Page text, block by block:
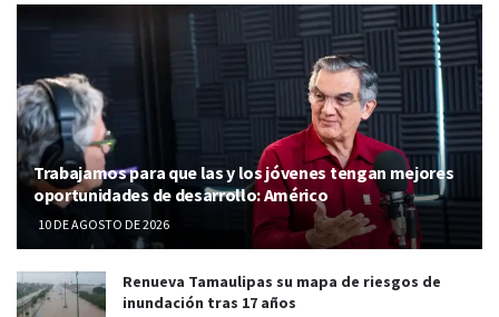
Trabajamos para que las y los jóvenes tengan mejores
oportunidades de desarrollo: Américo
10 DE AGOSTO DE 2026
Renueva Tamaulipas su mapa de riesgos de
inundación tras 17 años